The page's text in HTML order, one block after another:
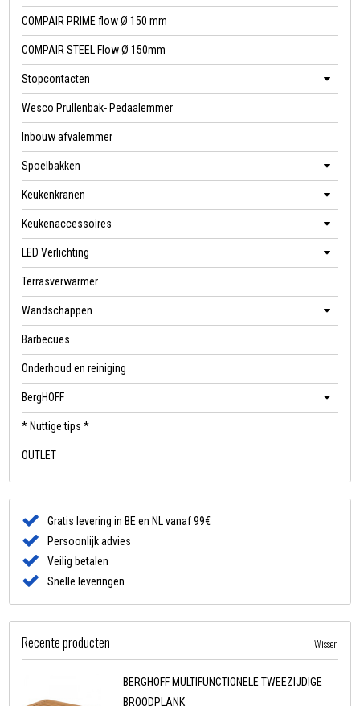
COMPAIR PRIME flow Ø 150 mm
COMPAIR STEEL Flow Ø 150mm
Stopcontacten
Wesco Prullenbak- Pedaalemmer
Inbouw afvalemmer
Spoelbakken
Keukenkranen
Keukenaccessoires
LED Verlichting
Terrasverwarmer
Wandschappen
Barbecues
Onderhoud en reiniging
BergHOFF
* Nuttige tips *
OUTLET
Gratis levering in BE en NL vanaf 99€
Persoonlijk advies
Veilig betalen
Snelle leveringen
Recente producten Wissen
BERGHOFF MULTIFUNCTIONELE TWEEZIJDIGE
BROODPLANK